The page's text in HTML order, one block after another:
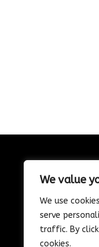
We value
We use
serve
traffic. By
cookies.
085-
Wijk en